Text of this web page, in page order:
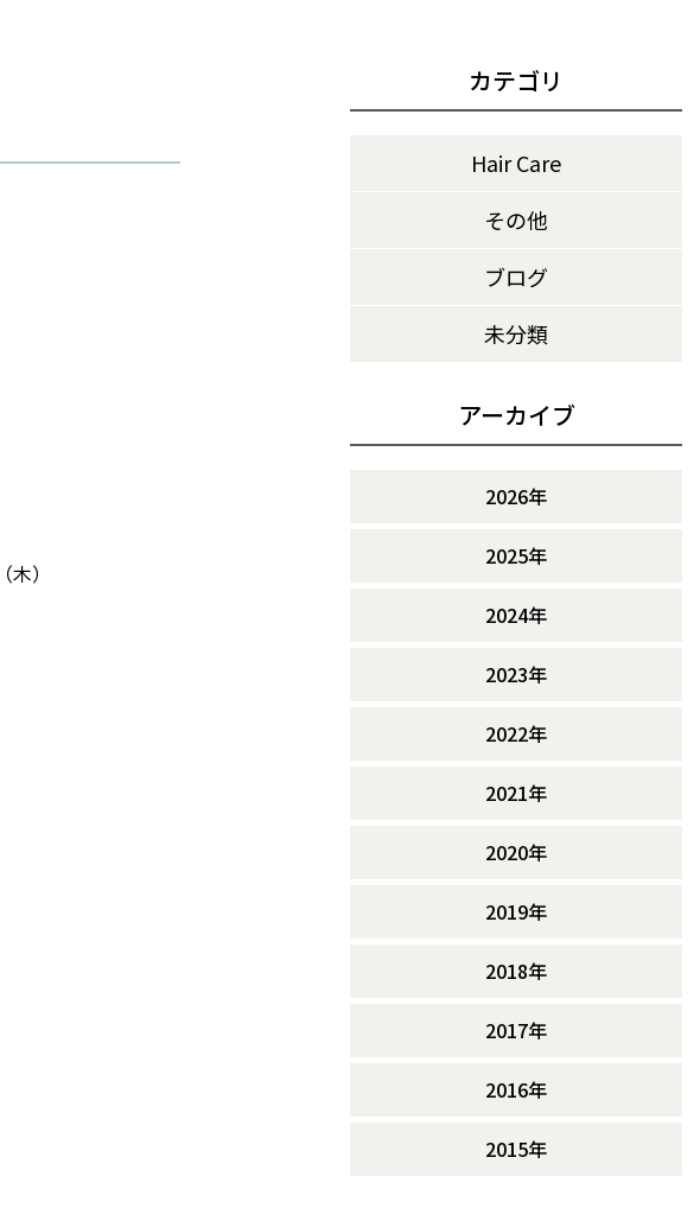
）
カテゴリ
Hair Care
その他
ブログ
未分類
アーカイブ
2026年
2025年
2024年
2023年
2022年
2021年
2020年
2019年
2018年
2017年
2016年
2015年